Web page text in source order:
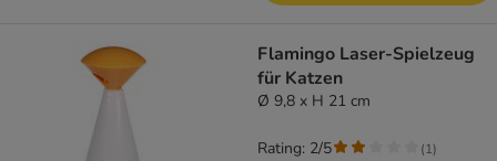
Flamingo Laser-Spielzeug
für Katzen
Ø 9,8 x H 21 cm
Rating: 2/5 (1)